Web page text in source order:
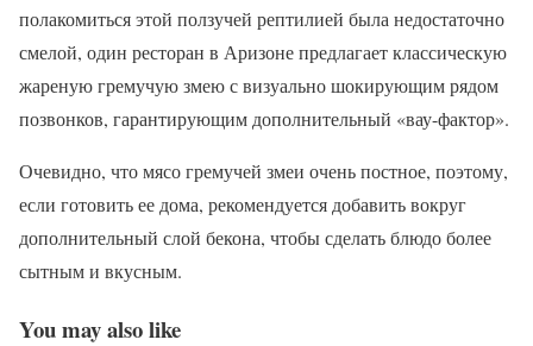
полакомиться этой ползучей рептилией была недостаточно
смелой, один ресторан в Аризоне предлагает классическую
жареную гремучую змею с визуально шокирующим рядом
позвонков, гарантирующим дополнительный «вау-фактор».
Очевидно, что мясо гремучей змеи очень постное, поэтому,
если готовить ее дома, рекомендуется добавить вокруг
дополнительный слой бекона, чтобы сделать блюдо более
сытным и вкусным.
You may also like